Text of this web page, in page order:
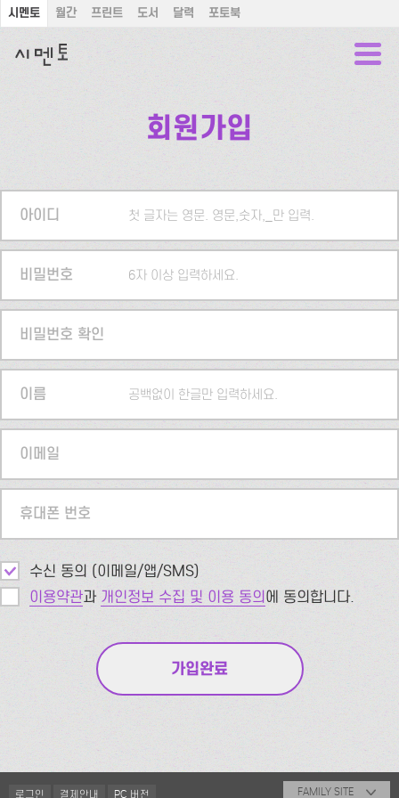
시멘토 월간 프린트 도서 달력 포토북
회원가입
아이디 첫 글자는 영문. 영문,숫자,_만 입력.
비밀번호 6자 이상 입력하세요.
비밀번호 확인
이름 공백없이 한글만 입력하세요.
이메일
휴대폰 번호
수신 동의 (이메일/앱/SMS)
이용약관과 개인정보 수집 및 이용 동의에 동의합니다.
로그인 결제안내 PC 버전 FAMILY SITE